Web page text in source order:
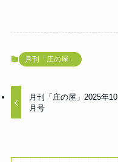
月刊「庄の屋」
月刊「庄の屋」2025年10
月号